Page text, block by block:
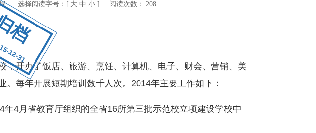
档
12-31
选择阅读字号：[ 大 中 小 ] 阅读次数： 208
开办了饭店、旅游、烹饪、计算机、电子、财会、营销、美
每年开展短期培训数千人次。2014年主要工作如下：
4月省教育厅组织的全省16所第三批示范校立项建设学校中